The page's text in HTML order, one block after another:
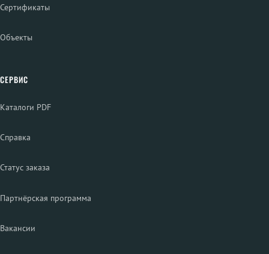
Сертификаты
Объекты
СЕРВИС
Каталоги PDF
Справка
Статус заказа
Партнёрская программа
Вакансии